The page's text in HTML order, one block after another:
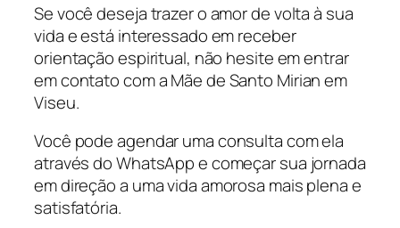
Se você deseja trazer o amor de volta à sua
vida e está interessado em receber
orientação espiritual, não hesite em entrar
em contato com a Mãe de Santo Mirian em
Viseu.
Você pode agendar uma consulta com ela
através do WhatsApp e começar sua jornada
em direção a uma vida amorosa mais plena e
satisfatória.